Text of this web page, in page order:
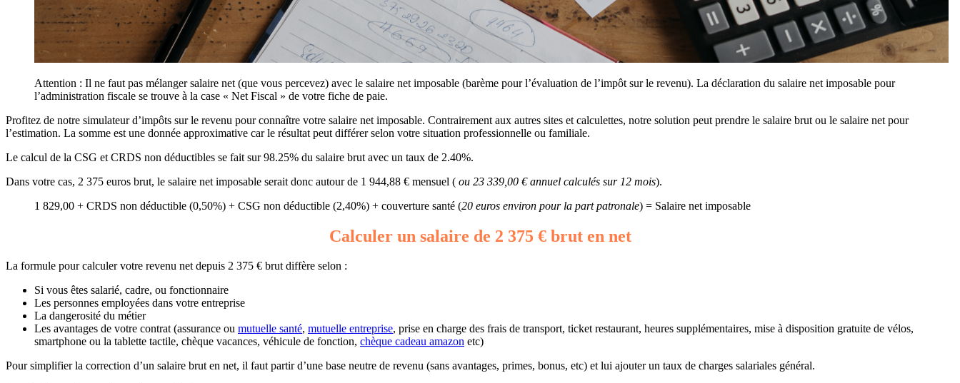
Attention : Il ne faut pas mélanger salaire net (que vous percevez) avec le salaire net imposable (barème pour l’évaluation de l’impôt sur le revenu). La déclaration du salaire net imposable pour
l’administration fiscale se trouve à la case « Net Fiscal » de votre fiche de paie.
Profitez de notre simulateur d’impôts sur le revenu pour connaître votre salaire net imposable. Contrairement aux autres sites et calculettes, notre solution peut prendre le salaire brut ou le salaire net pour
l’estimation. La somme est une donnée approximative car le résultat peut différer selon votre situation professionnelle ou familiale.
Le calcul de la CSG et CRDS non déductibles se fait sur 98.25% du salaire brut avec un taux de 2.40%.
Dans votre cas, 2 375 euros brut, le salaire net imposable serait donc autour de 1 944,88 € mensuel ( ou 23 339,00 € annuel calculés sur 12 mois).
1 829,00 + CRDS non déductible (0,50%) + CSG non déductible (2,40%) + couverture santé (20 euros environ pour la part patronale) = Salaire net imposable
Calculer un salaire de 2 375 € brut en net
La formule pour calculer votre revenu net depuis 2 375 € brut diffère selon :
Si vous êtes salarié, cadre, ou fonctionnaire
Les personnes employées dans votre entreprise
La dangerosité du métier
Les avantages de votre contrat (assurance ou mutuelle santé, mutuelle entreprise, prise en charge des frais de transport, ticket restaurant, heures supplémentaires, mise à disposition gratuite de vélos,
smartphone ou la tablette tactile, chèque vacances, véhicule de fonction, chèque cadeau amazon etc)
Pour simplifier la correction d’un salaire brut en net, il faut partir d’une base neutre de revenu (sans avantages, primes, bonus, etc) et lui ajouter un taux de charges salariales général.